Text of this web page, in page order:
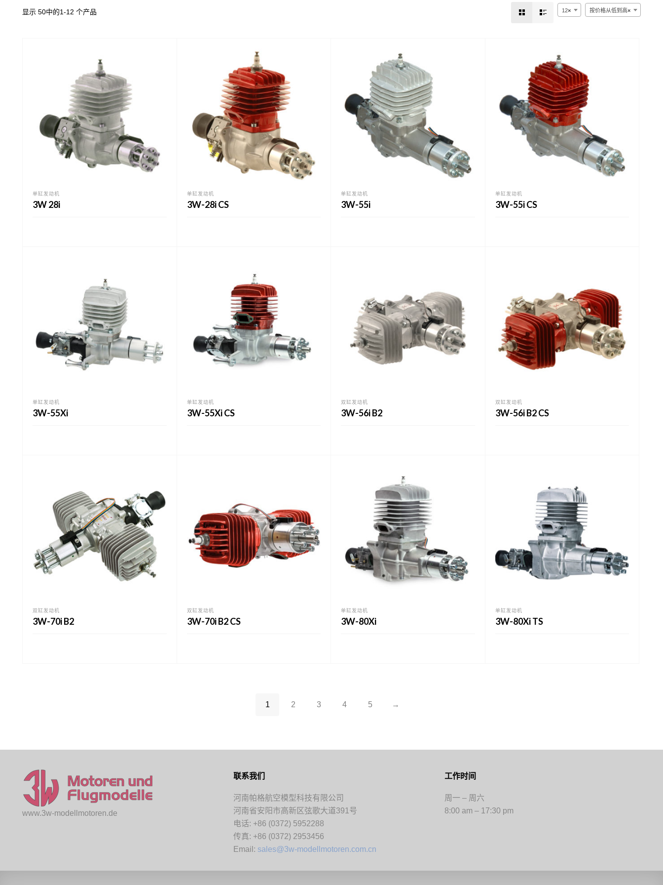
显示 50中的1-12 个产品 ×
12 ×
按价格从低到高
单缸发动机
3W 28i
单缸发动机
3W-28i CS
单缸发动机
3W-55i
单缸发动机
3W-55i CS
单缸发动机
3W-55Xi
单缸发动机
3W-55Xi CS
双缸发动机
3W-56i B2
双缸发动机
3W-56i B2 CS
双缸发动机
3W-70i B2
双缸发动机
3W-70i B2 CS
单缸发动机
3W-80Xi
单缸发动机
3W-80Xi TS
1 2 3 4 5 →
www.3w-modellmotoren.de
联系我们
河南帕格航空模型科技有限公司
河南省安阳市高新区弦歌大道391号
电话: +86 (0372) 5952288
传真: +86 (0372) 2953456
Email: sales@3w-modellmotoren.com.cn
工作时间
周一 – 周六
8:00 am – 17:30 pm